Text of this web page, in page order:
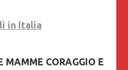
in Italia
MAMME CORAGGIO E